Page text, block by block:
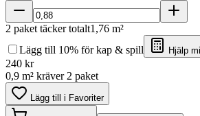
2 paket täcker totalt1,76 m²
Lägg till 10% för kap & spill
Hjälp
240 kr
0,9 m² kräver 2 paket
Lägg till i Favoriter